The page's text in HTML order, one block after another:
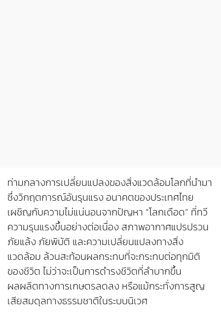
ท่ามกลางการเปลี่ยนแปลงของสิ่งแวดล้อมโลกที่นำมา
ซึ่งวิกฤตการณ์อันรุนแรง อนาคตของประเทศไทย
เผชิญกับความไม่แน่นอนจากปัญหา “โลกเดือด” ที่ทวี
ความรุนแรงขึ้นอย่างต่อเนื่อง สภาพอากาศแปรปรวน
ภัยแล้ง ภัยพิบัติ และความเปลี่ยนแปลงทางสิ่ง
แวดล้อม ล้วนสะท้อนผลกระทบที่จะกระทบต่อทุกมิติ
ของชีวิต ไม่ว่าจะเป็นการดำรงชีวิตที่ลำบากขึ้น
ผลผลิตทางการเกษตรลดลง หรือแม้กระทั่งการสูญ
เสียสมดุลทางธรรมชาติในระบบนิเวศ